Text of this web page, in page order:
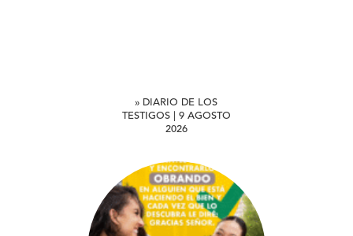
» DIARIO DE LOS
TESTIGOS | 9 AGOSTO
2026